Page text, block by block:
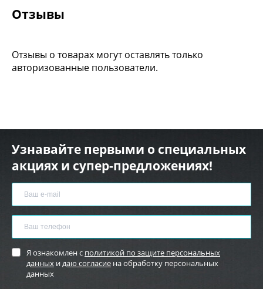
Отзывы
Отзывы о товарах могут оставлять только
авторизованные пользователи.
Узнавайте первыми о специальных
акциях и супер-предложениях!
Я ознакомлен с политикой по защите персональных
данных идаю согласие на обработку персональных
данных